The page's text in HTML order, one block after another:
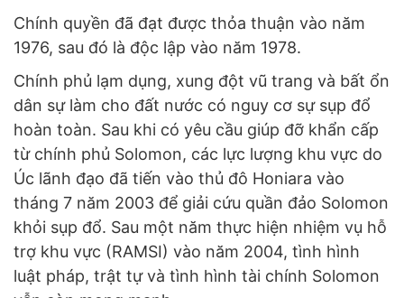
Chính quyền đã đạt được thỏa thuận vào năm
1976, sau đó là độc lập vào năm 1978.
Chính phủ lạm dụng, xung đột vũ trang và bất ổn
dân sự làm cho đất nước có nguy cơ sự sụp đổ
hoàn toàn. Sau khi có yêu cầu giúp đỡ khẩn cấp
từ chính phủ Solomon, các lực lượng khu vực do
Úc lãnh đạo đã tiến vào thủ đô Honiara vào
tháng 7 năm 2003 để giải cứu quần đảo Solomon
khỏi sụp đổ. Sau một năm thực hiện nhiệm vụ hỗ
trợ khu vực (RAMSI) vào năm 2004, tình hình
luật pháp, trật tự và tình hình tài chính Solomon